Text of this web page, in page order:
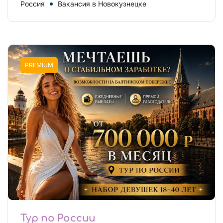
Россия Вакансия в Новокузнецке
PREMIUM
Тур по России